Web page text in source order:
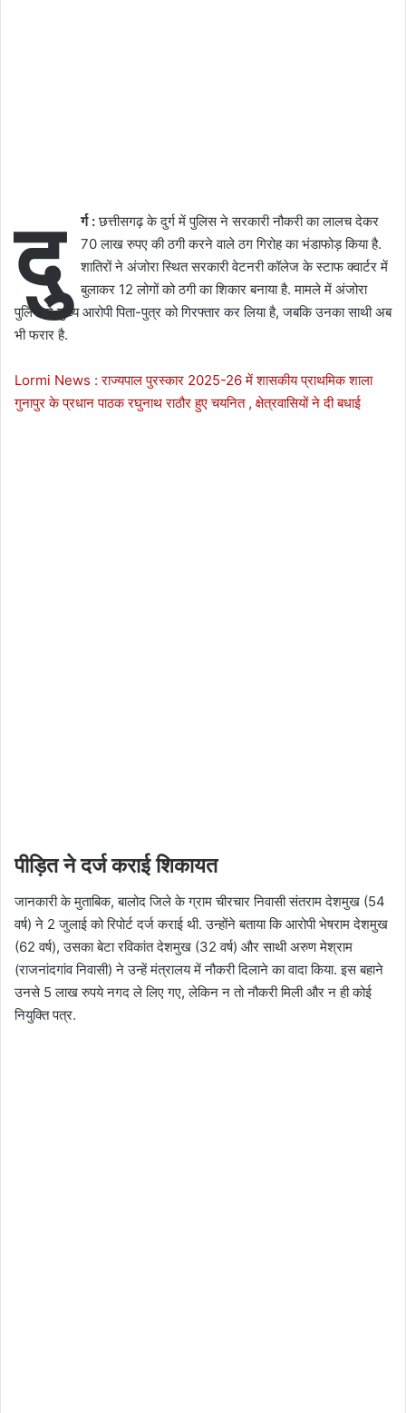
दु र्ग :छत्तीसगढ़ के दुर्ग में पुलिस ने सरकारी नौकरी का लालच देकर
70 लाख रुपए की ठगी करने वाले ठग गिरोह का भंडाफोड़ किया है.
शातिरों ने अंजोरा स्थित सरकारी वेटनरी कॉलेज के स्टाफ क्वार्टर में
बुलाकर 12 लोगों को ठगी का शिकार बनाया है. मामले में अंजोरा
पुलिस ने मुख्य आरोपी पिता-पुत्र को गिरफ्तार कर लिया है, जबकि उनका साथी अब
भी फरार है.
Lormi News : राज्यपाल पुरस्कार 2025-26 में शासकीय प्राथमिक शाला
गुनापुर के प्रधान पाठक रघुनाथ राठौर हुए चयनित , क्षेत्रवासियों ने दी बधाई
पीड़ित ने दर्ज कराई शिकायत
जानकारी के मुताबिक, बालोद जिले के ग्राम चीरचार निवासी संतराम देशमुख (54
वर्ष) ने 2 जुलाई को रिपोर्ट दर्ज कराई थी. उन्होंने बताया कि आरोपी भेषराम देशमुख
(62 वर्ष), उसका बेटा रविकांत देशमुख (32 वर्ष) और साथी अरुण मेश्राम
(राजनांदगांव निवासी) ने उन्हें मंत्रालय में नौकरी दिलाने का वादा किया. इस बहाने
उनसे 5 लाख रुपये नगद ले लिए गए, लेकिन न तो नौकरी मिली और न ही कोई
नियुक्ति पत्र.